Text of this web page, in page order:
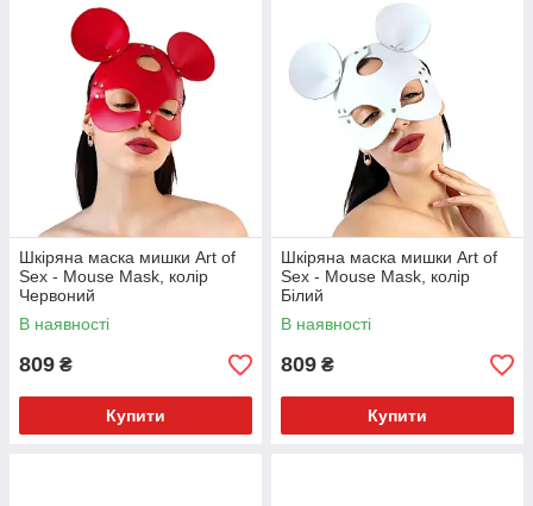
Шкіряна маска мишки Art of
Sex - Mouse Mask, колір
Червоний
В наявності
809 ₴
Купити
Шкіряна маска мишки Art of
Sex - Mouse Mask, колір
Білий
В наявності
809 ₴
Купити